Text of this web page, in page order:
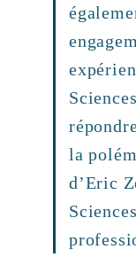
la
d’Eric